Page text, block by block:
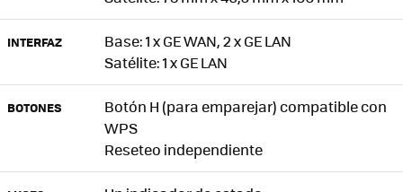
INTERFAZ
Base: 1 x GE WAN, 2 x GE LAN
Satélite: 1 x GE LAN
BOTONES
Botón H (para emparejar) compatible con
WPS
Reseteo independiente